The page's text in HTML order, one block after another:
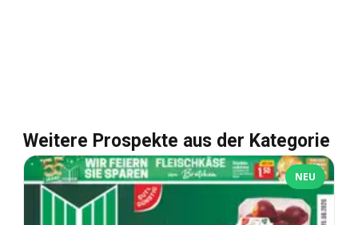
Weitere Prospekte aus der Kategorie
NEU